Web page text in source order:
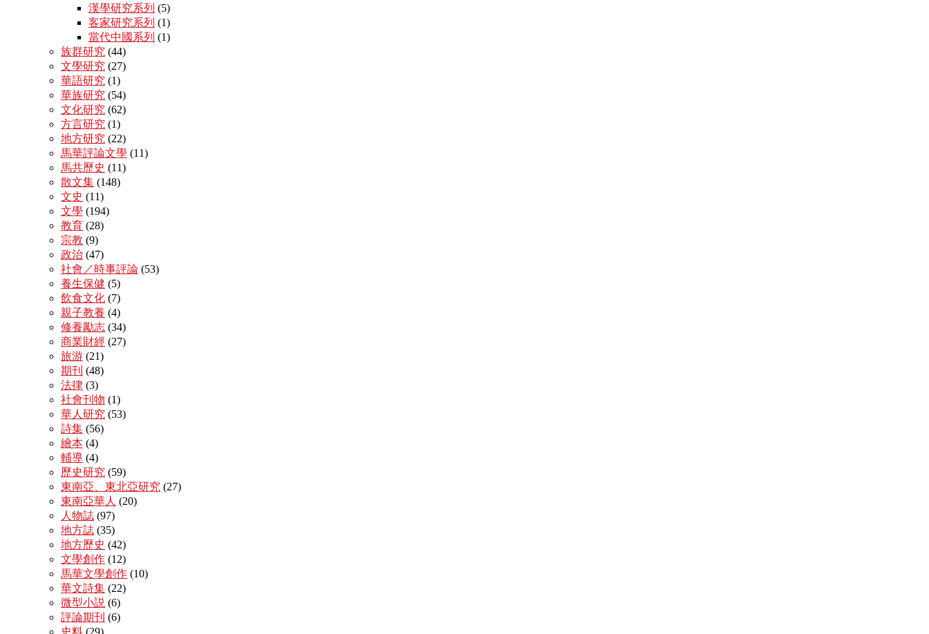
漢學研究系列 (5)
客家研究系列 (1)
當代中國系列 (1)
族群研究 (44)
文學研究 (27)
華語研究 (1)
華族研究 (54)
文化研究 (62)
方言研究 (1)
地方研究 (22)
馬華評論文學 (11)
馬共歷史 (11)
散文集 (148)
文史 (11)
文學 (194)
教育 (28)
宗教 (9)
政治 (47)
社會／時事評論 (53)
養生保健 (5)
飲食文化 (7)
親子教養 (4)
修養勵志 (34)
商業財經 (27)
旅游 (21)
期刊 (48)
法律 (3)
社會刊物 (1)
華人研究 (53)
詩集 (56)
繪本 (4)
輔導 (4)
歷史研究 (59)
東南亞、東北亞研究 (27)
東南亞華人 (20)
人物誌 (97)
地方誌 (35)
地方歷史 (42)
文學創作 (12)
馬華文學創作 (10)
華文詩集 (22)
微型小説 (6)
評論期刊 (6)
史料 (29)